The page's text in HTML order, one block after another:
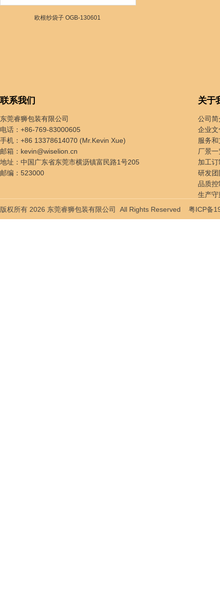
欧根纱袋子 OGB-130601
联系我们
东莞睿狮包装有限公司
电话：+86-769-83000605
手机：+86 13378614070 (Mr.Kevin Xue)
邮箱： kevin@wiselion.cn
地址：中国广东省东莞市横沥镇富民路1号205
邮编：523000
关于
公司简
企业文
服务
厂景一
加工订
研发团
品质控
生产守
贸易服
版权所有 2026 东莞睿狮包装有限公司 All Rights Reserved 粤ICP备